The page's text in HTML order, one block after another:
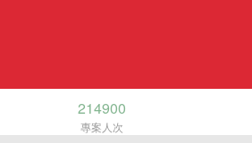
214900
專案人次